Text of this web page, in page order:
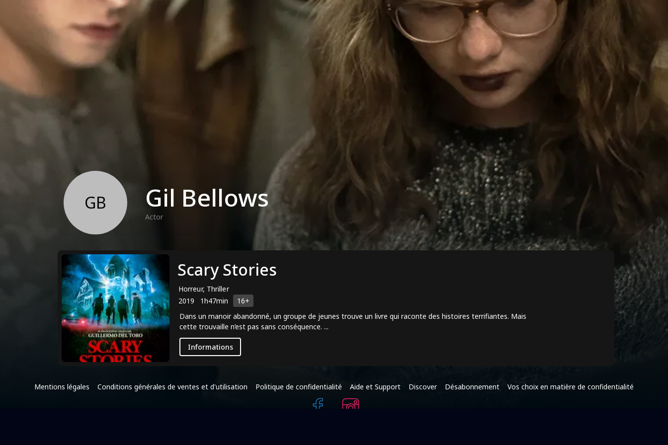
GB Gil Bellows
Actor
Scary Stories
Horreur, Thriller
2019
1h47min
16+
Dans un manoir abandonné, un groupe de jeunes trouve un livre qui raconte des histoires terrifiantes. Mais
cette trouvaille n’est pas sans conséquence. ...
Informations
Mentions légales Conditions générales de ventes et d'utilisation Politique de confidentialité Aide et Support Discover Désabonnement Vos choix en matière de confidentialité